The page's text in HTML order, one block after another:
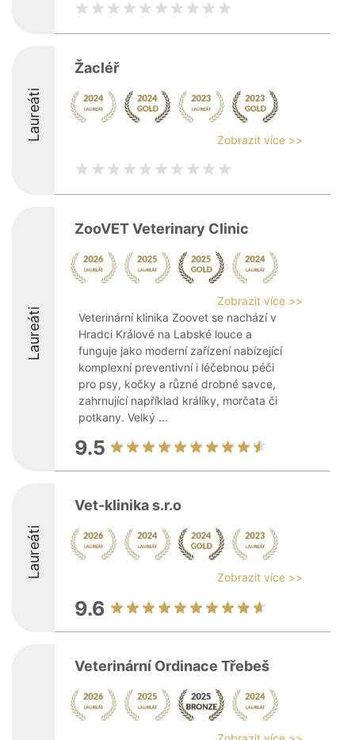
Laureáti
Žacléř
Zobrazit více >>
Laureáti
ZooVET Veterinary Clinic
Zobrazit více >>
Veterinární klinika Zoovet se nachází v
Hradci Králové na Labské louce a
funguje jako moderní zařízení nabízející
komplexní preventivní i léčebnou péči
pro psy, kočky a různé drobné savce,
zahrnující například králíky, morčata či
potkany. Velký ...
9.5
Laureáti
Vet-klinika s.r.o
Zobrazit více >>
9.6
Veterinární Ordinace Třebeš